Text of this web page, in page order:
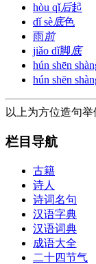
hòu qǐ后起
dǐ sè底色
雨前
jiǎo dǐ脚底
hún shēn
hún shēn
以上为方位造句举
栏目导航
古籍
诗人
诗词名句
汉语字典
汉语词典
成语大全
二十四节气